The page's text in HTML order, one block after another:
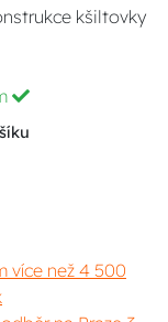
kšiltovky
více než 4 500